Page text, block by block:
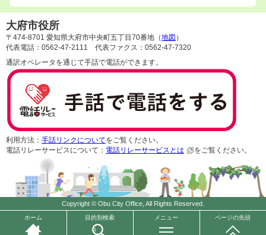
ホーム 目的別検索 メニュー ページの先頭
大府市役所
〒474-8701 愛知県大府市中央町五丁目70番地（地図 ）
代表電話：0562-47-2111 代表ファクス：0562-47-7320
通訳オペレータを通じて手話で電話ができます。
利用方法： 手話リンクについてをご覧ください。
電話リレーサービスについて： 電話リレーサービスとは をご覧ください。
Copyright © Obu City Office, All Rights Reserved.